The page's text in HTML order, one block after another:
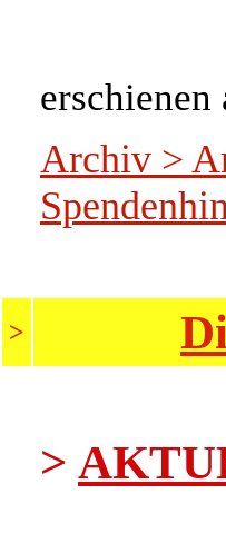
erschienen
Archiv >
>
>